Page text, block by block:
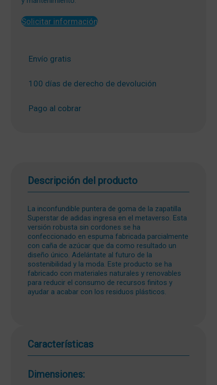
Solicitar información
Envío gratis
100 días de derecho de devolución
Pago al cobrar
Descripción del producto
La inconfundible puntera de goma de la zapatilla
Superstar de adidas ingresa en el metaverso. Esta
versión robusta sin cordones se ha
confeccionado en espuma fabricada parcialmente
con caña de azúcar que da como resultado un
diseño único. Adelántate al futuro de la
sostenibilidad y la moda. Este producto se ha
fabricado con materiales naturales y renovables
para reducir el consumo de recursos finitos y
ayudar a acabar con los residuos plásticos.
Características
Dimensiones: